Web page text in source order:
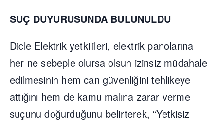
SUÇ DUYURUSUNDA BULUNULDU
Dicle Elektrik yetkilileri, elektrik panolarına
her ne sebeple olursa olsun izinsiz müdahale
edilmesinin hem can güvenliğini tehlikeye
attığını hem de kamu malına zarar verme
suçunu doğurduğunu belirterek, “Yetkisiz